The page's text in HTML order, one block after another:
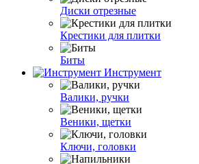
Диски отрезные
Крестики для плитки
Биты
Инструмент
Валики, ручки
Веники, щетки
Ключи, головки